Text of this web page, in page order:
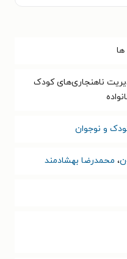
ناهنجاری‌های کودک
و نوجوان
، محمدرضا بهشادمند